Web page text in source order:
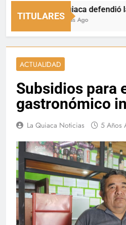
TITULARES
La Quiaca defendió la
14 Horas Ago
ACTUALIDAD
Subsidios para
gastronómico
La Quiaca Noticias 5 Años